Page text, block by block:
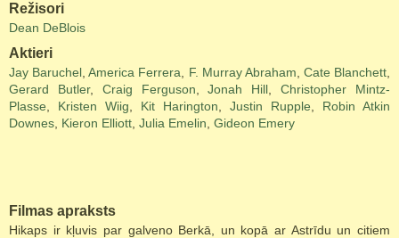
Režisori
Dean DeBlois
Aktieri
Jay Baruchel ,America Ferrera F. Murray Abraham Cate Blanchett
Gerard Butler, Craig Ferguson ,Jonah Hill ,Christopher Mintz-
Plasse
Kristen Wiig Kit Harington Justin Rupple
Robin Atkin
Downes Kieron Elliott Julia Emelin Gideon Emery
Filmas apraksts
Hikaps ir kļuvis par galveno Berkā, un kopā ar Astrīdu un citiem